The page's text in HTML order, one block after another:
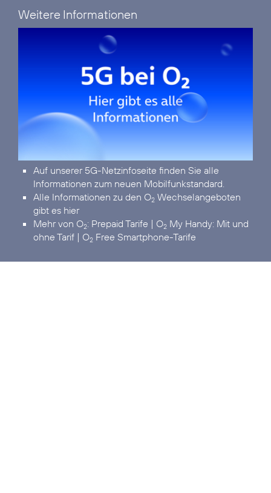
Weitere Informationen
Auf unserer 5G-Netzinfoseite finden Sie alle
Informationen zum neuen Mobilfunkstandard.
Alle Informationen zu den O2 Wechselangeboten
gibt es hier
Mehr von O2: Prepaid Tarife | O2 My Handy: Mit und
ohne Tarif | O2 Free Smartphone-Tarife